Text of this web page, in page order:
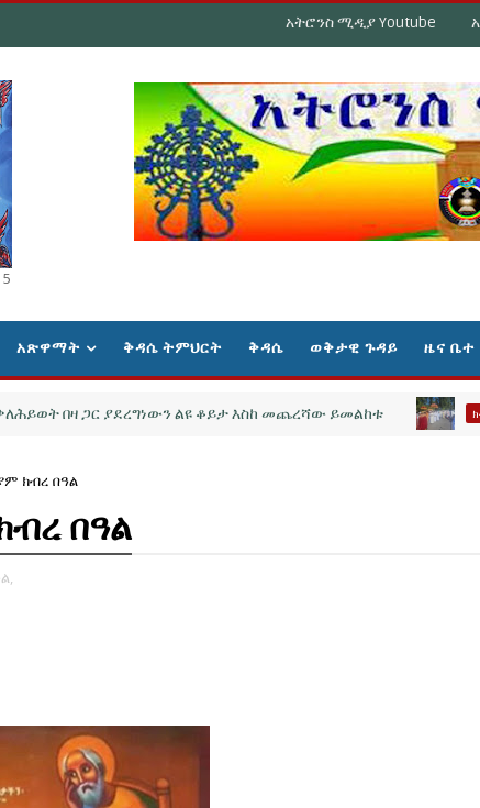
አትሮንስ ሚዲያ Youtube
አጽዋማት ቅዳሴ ትምህርት ቅዳሴ ወቅታዊ ጉዳይ ዜና ቤተ
ጋር ያደረግነውን ልዩ ቆይታ እስከ መጨረሻው ይመልከቱ ክብረ በዓል
ክብረ በዓል
በዓል